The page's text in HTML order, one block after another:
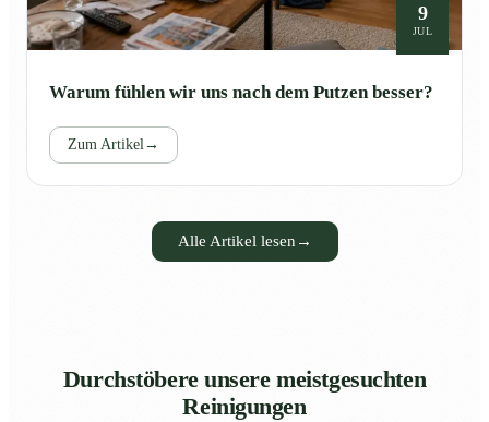
9
JUL
Warum fühlen wir uns nach dem Putzen besser?
Zum Artikel→
Alle Artikel lesen →
Durchstöbere unsere meistgesuchten
Reinigungen